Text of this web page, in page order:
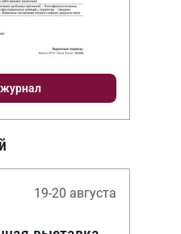
19-20 августа